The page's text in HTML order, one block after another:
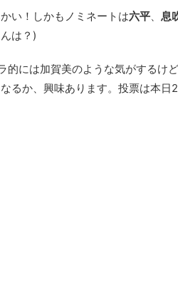
い！しかもノミネートは六平、 息
は？)
的には加賀美のような気がするけ
るか、興味あります。投票は本